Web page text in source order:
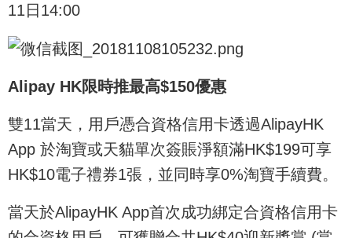
11日14:00
Alipay HK限時推最高$150優惠
雙11當天，用戶憑合資格信用卡透過AlipayHK
App 於淘寶或天貓單次簽賬淨額滿HK$199可享
HK$10電子禮券1張，並同時享0%淘寶手續費。
當天於AlipayHK App首次成功綁定合資格信用卡